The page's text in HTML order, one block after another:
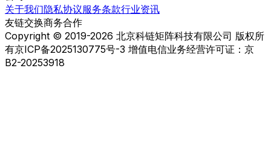
关于我们隐私协议服务条款行业资讯
友链交换商务合作
Copyright © 2019-2026 北京科链矩阵科技有限公司 版权所
有京ICP备2025130775号-3 增值电信业务经营许可证：京
B2-20253918